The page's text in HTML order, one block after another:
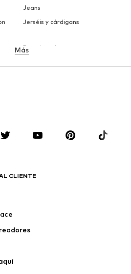
Jeans
Jerséis y cárdigans
Ropa interior
Jeans
Jerséis y cárdigans
Más
CLIENTE